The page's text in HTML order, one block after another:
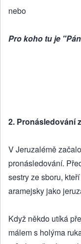
nebo
Pro koho tu je
2. Pronásledování
V Jeruzalémě
pronásledování.
sestry ze sboru,
aramejsky jako
Když někdo utíká
málem s holýma